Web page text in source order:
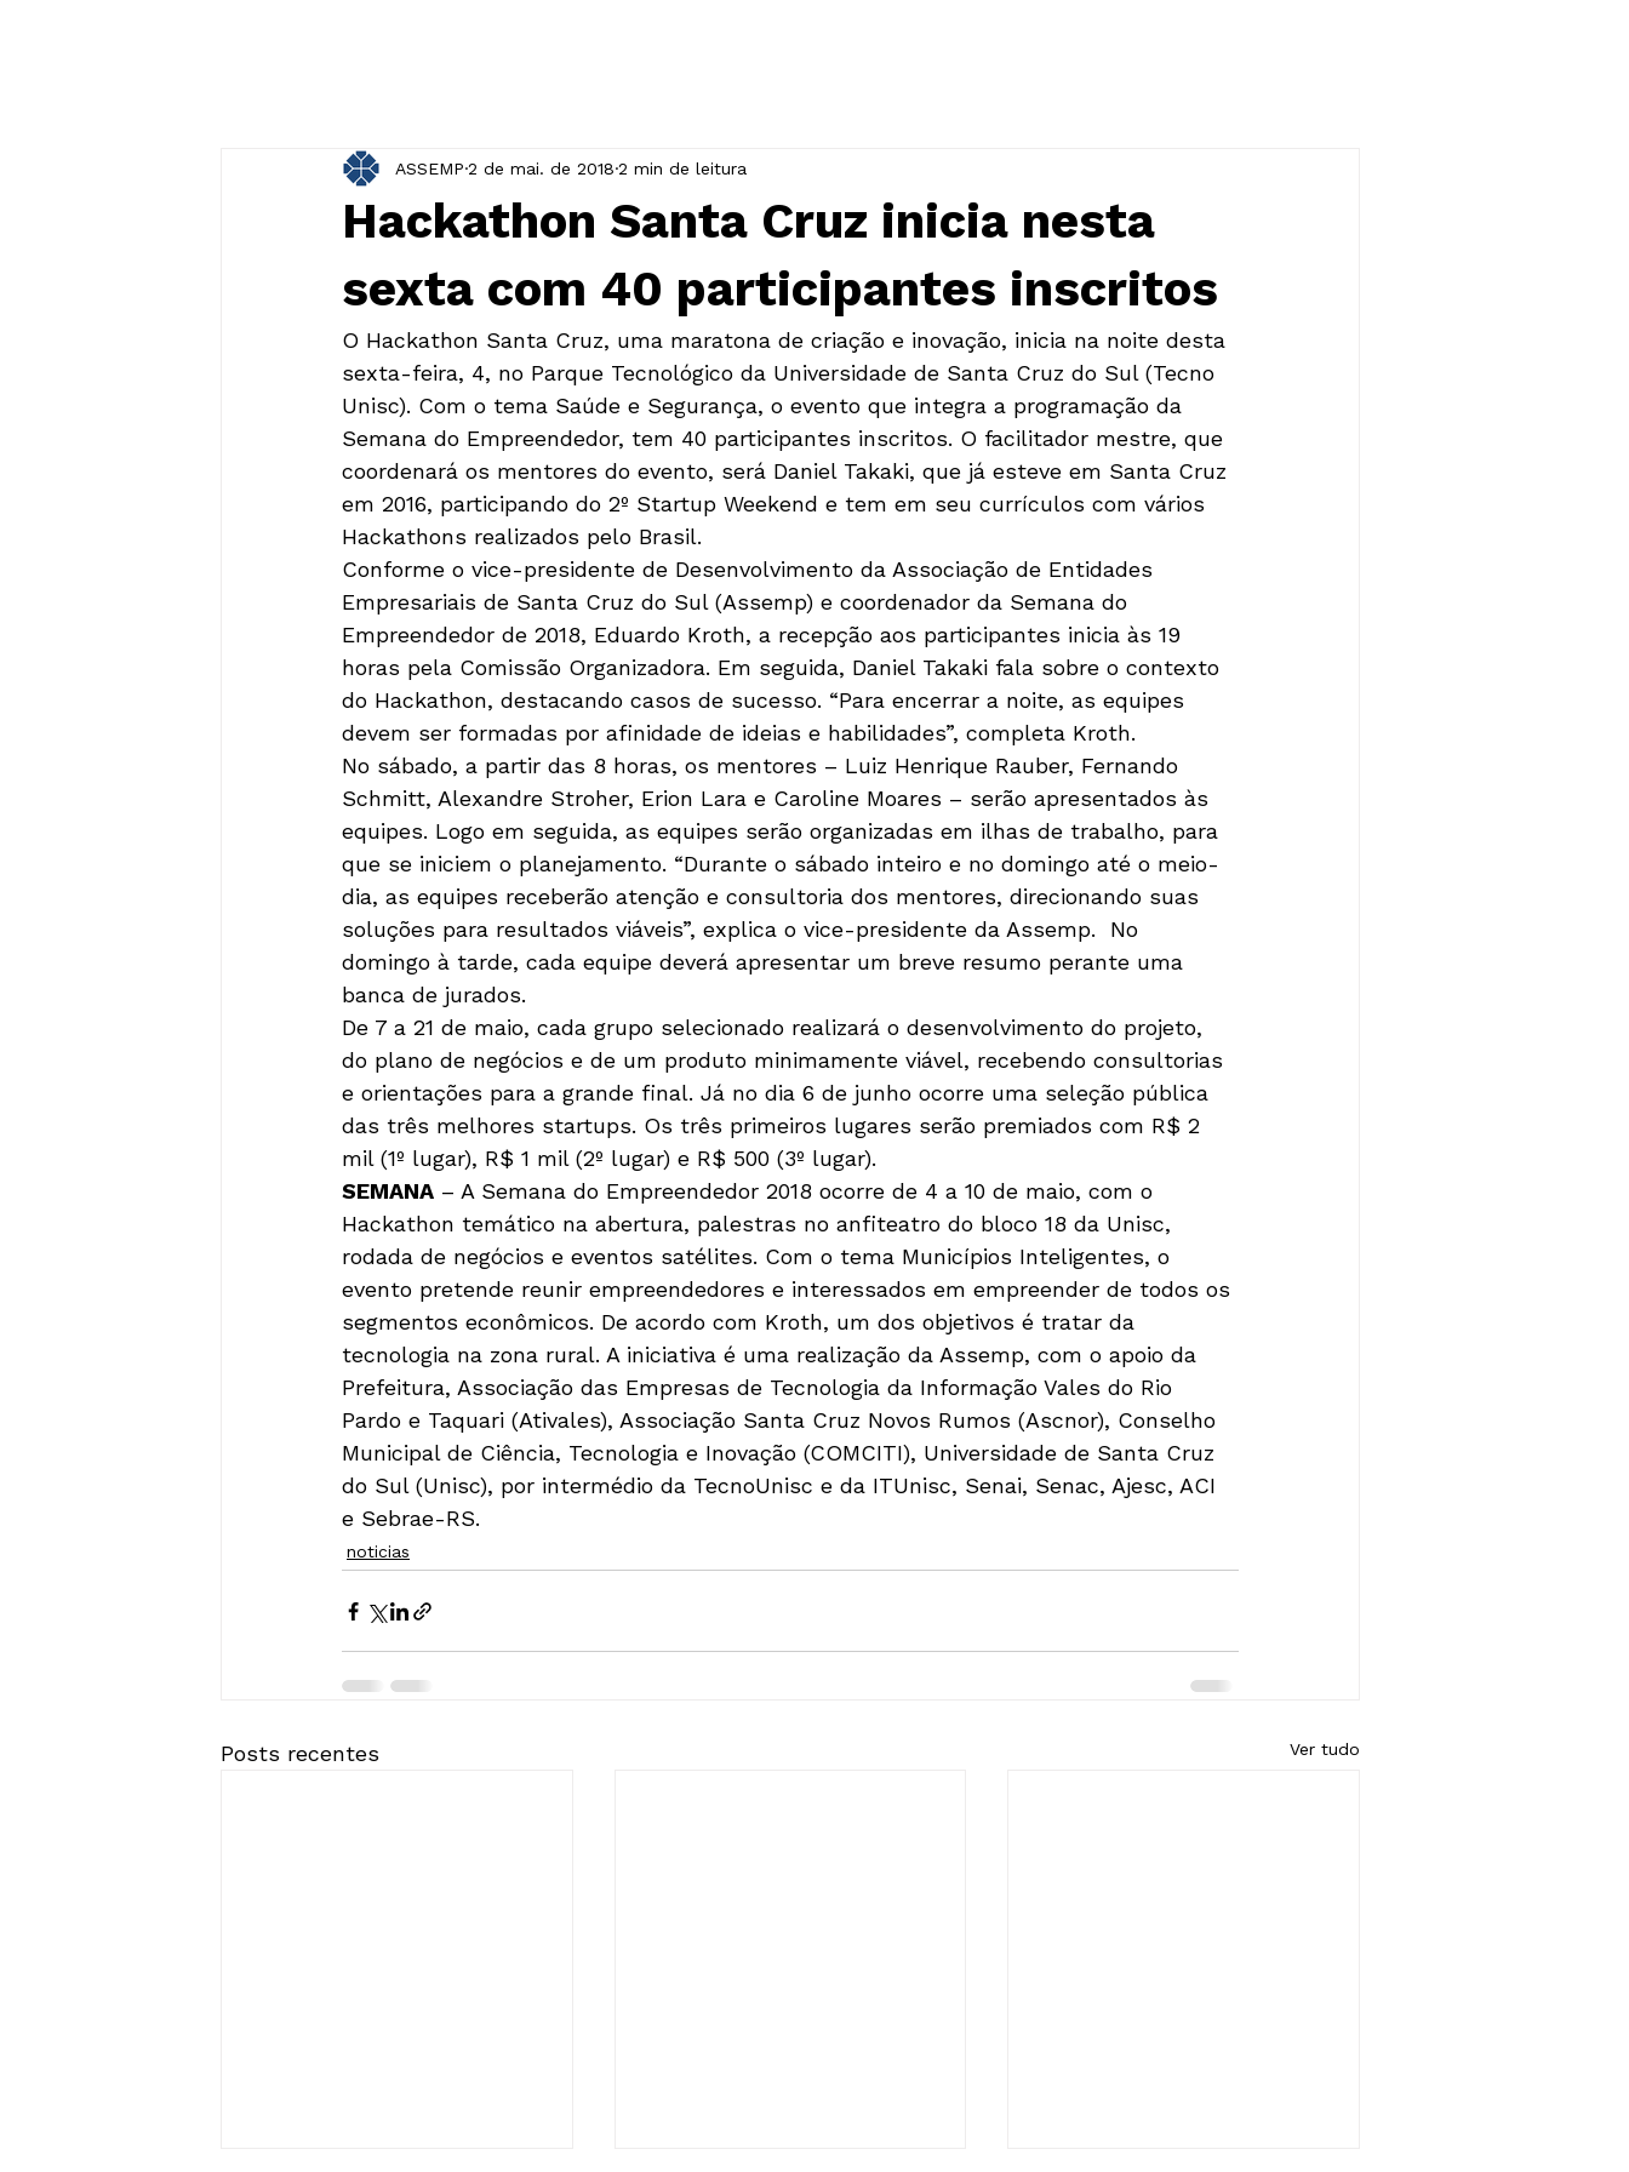
Hackathon Santa Cruz inicia nesta
sexta com 40 participantes inscritos
ASSEMP 2 de mai. de 2018 2 min de leitura
O Hackathon Santa Cruz, uma maratona de criação e inovação, inicia na noite desta
sexta-feira, 4, no Parque Tecnológico da Universidade de Santa Cruz do Sul (Tecno
Unisc). Com o tema Saúde e Segurança, o evento que integra a programação da
Semana do Empreendedor, tem 40 participantes inscritos. O facilitador mestre, que
coordenará os mentores do evento, será Daniel Takaki, que já esteve em Santa Cruz
em 2016, participando do 2º Startup Weekend e tem em seu currículos com vários
Hackathons realizados pelo Brasil.
Conforme o vice-presidente de Desenvolvimento da Associação de Entidades
Empresariais de Santa Cruz do Sul (Assemp) e coordenador da Semana do
Empreendedor de 2018, Eduardo Kroth, a recepção aos participantes inicia às 19
horas pela Comissão Organizadora. Em seguida, Daniel Takaki fala sobre o contexto
do Hackathon, destacando casos de sucesso. “Para encerrar a noite, as equipes
devem ser formadas por afinidade de ideias e habilidades”, completa Kroth.
No sábado, a partir das 8 horas, os mentores – Luiz Henrique Rauber, Fernando
Schmitt, Alexandre Stroher, Erion Lara e Caroline Moares – serão apresentados às
equipes. Logo em seguida, as equipes serão organizadas em ilhas de trabalho, para
que se iniciem o planejamento. “Durante o sábado inteiro e no domingo até o meio-
dia, as equipes receberão atenção e consultoria dos mentores, direcionando suas
soluções para resultados viáveis”, explica o vice-presidente da Assemp.  No
domingo à tarde, cada equipe deverá apresentar um breve resumo perante uma
banca de jurados.
De 7 a 21 de maio, cada grupo selecionado realizará o desenvolvimento do projeto,
do plano de negócios e de um produto minimamente viável, recebendo consultorias
e orientações para a grande final. Já no dia 6 de junho ocorre uma seleção pública
das três melhores startups. Os três primeiros lugares serão premiados com R$ 2
mil (1º lugar), R$ 1 mil (2º lugar) e R$ 500 (3º lugar).
SEMANA – A Semana do Empreendedor 2018 ocorre de 4 a 10 de maio, com o
Hackathon temático na abertura, palestras no anfiteatro do bloco 18 da Unisc,
rodada de negócios e eventos satélites. Com o tema Municípios Inteligentes, o
evento pretende reunir empreendedores e interessados em empreender de todos os
segmentos econômicos. De acordo com Kroth, um dos objetivos é tratar da
tecnologia na zona rural. A iniciativa é uma realização da Assemp, com o apoio da
Prefeitura, Associação das Empresas de Tecnologia da Informação Vales do Rio
Pardo e Taquari (Ativales), Associação Santa Cruz Novos Rumos (Ascnor), Conselho
Municipal de Ciência, Tecnologia e Inovação (COMCITI), Universidade de Santa Cruz
do Sul (Unisc), por intermédio da TecnoUnisc e da ITUnisc, Senai, Senac, Ajesc, ACI
e Sebrae-RS.
noticias
Posts recentes Ver tudo